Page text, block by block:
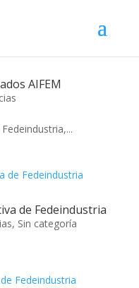
AIFEM
de Fedeindustria
, Sin categoría